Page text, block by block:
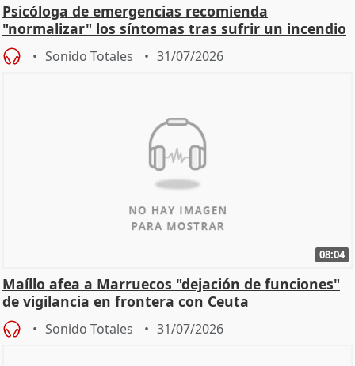
Psicóloga de emergencias recomienda
"normalizar" los síntomas tras sufrir un incendio
Sonido Totales 31/07/2026
08:04
Maíllo afea a Marruecos "dejación de funciones"
de vigilancia en frontera con Ceuta
Sonido Totales 31/07/2026